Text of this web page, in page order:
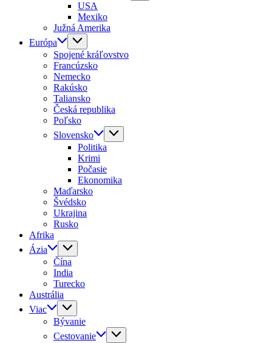
USA
Mexiko
Južná Amerika
Európa
Spojené kráľovstvo
Francúzsko
Nemecko
Rakúsko
Taliansko
Česká republika
Poľsko
Slovensko
Politika
Krimi
Počasie
Ekonomika
Maďarsko
Švédsko
Ukrajina
Rusko
Afrika
Ázia
Čína
India
Turecko
Austrália
Viac
Bývanie
Cestovanie